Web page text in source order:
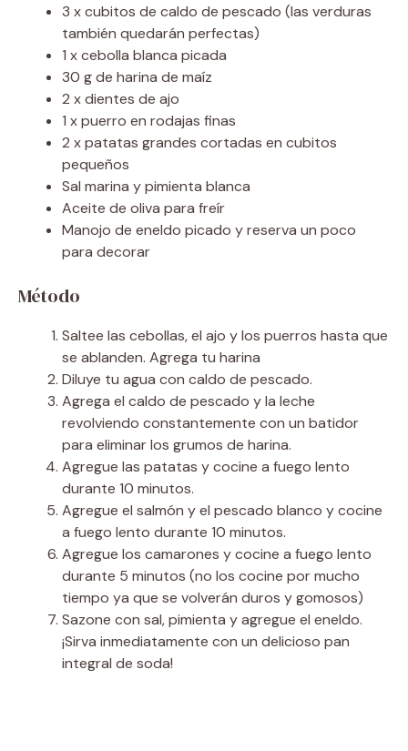
3 x cubitos de caldo de pescado (las verduras
también quedarán perfectas)
1 x cebolla blanca picada
30 g de harina de maíz
2 x dientes de ajo
1 x puerro en rodajas finas
2 x patatas grandes cortadas en cubitos
pequeños
Sal marina y pimienta blanca
Aceite de oliva para freír
Manojo de eneldo picado y reserva un poco
para decorar
Método
Saltee las cebollas, el ajo y los puerros hasta que
se ablanden. Agrega tu harina
Diluye tu agua con caldo de pescado.
Agrega el caldo de pescado y la leche
revolviendo constantemente con un batidor
para eliminar los grumos de harina.
Agregue las patatas y cocine a fuego lento
durante 10 minutos.
Agregue el salmón y el pescado blanco y cocine
a fuego lento durante 10 minutos.
Agregue los camarones y cocine a fuego lento
durante 5 minutos (no los cocine por mucho
tiempo ya que se volverán duros y gomosos)
Sazone con sal, pimienta y agregue el eneldo.
¡Sirva inmediatamente con un delicioso pan
integral de soda!